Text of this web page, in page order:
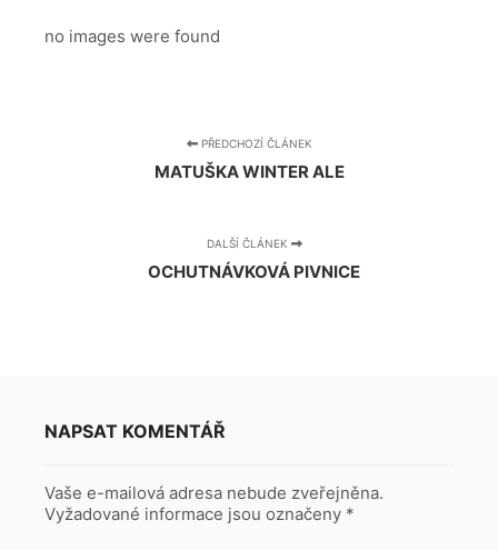
no images were found
PŘEDCHOZÍ ČLÁNEK
MATUŠKA WINTER ALE
DALŠÍ ČLÁNEK
OCHUTNÁVKOVÁ PIVNICE
NAPSAT KOMENTÁŘ
Vaše e-mailová adresa nebude zveřejněna.
Vyžadované informace jsou označeny *